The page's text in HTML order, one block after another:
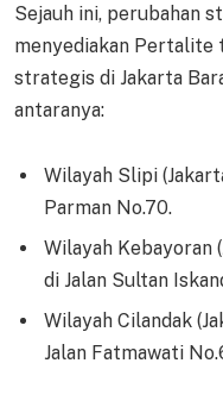
Sejauh ini, perubahan
menyediakan Pertalite
strategis di Jakarta
antaranya:
Wilayah Slipi
Parman No.70.
Wilayah Kebayoran
di Jalan Sultan
Wilayah Cilandak
Jalan Fatmawati